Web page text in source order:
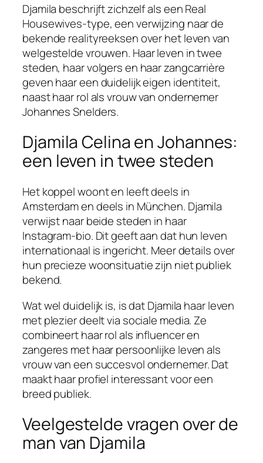
Djamila beschrijft zichzelf als een Real
Housewives-type, een verwijzing naar de
bekende realityreeksen over het leven van
welgestelde vrouwen. Haar leven in twee
steden, haar volgers en haar zangcarrière
geven haar een duidelijk eigen identiteit,
naast haar rol als vrouw van ondernemer
Johannes Snelders.
Djamila Celina en Johannes:
een leven in twee steden
Het koppel woont en leeft deels in
Amsterdam en deels in München. Djamila
verwijst naar beide steden in haar
Instagram-bio. Dit geeft aan dat hun leven
internationaal is ingericht. Meer details over
hun precieze woonsituatie zijn niet publiek
bekend.
Wat wel duidelijk is, is dat Djamila haar leven
met plezier deelt via sociale media. Ze
combineert haar rol als influencer en
zangeres met haar persoonlijke leven als
vrouw van een succesvol ondernemer. Dat
maakt haar profiel interessant voor een
breed publiek.
Veelgestelde vragen over de
man van Djamila